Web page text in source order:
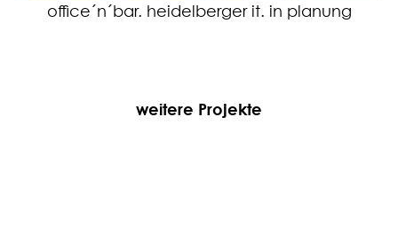
office´n´bar. heidelberger it. in planung
weitere Projekte